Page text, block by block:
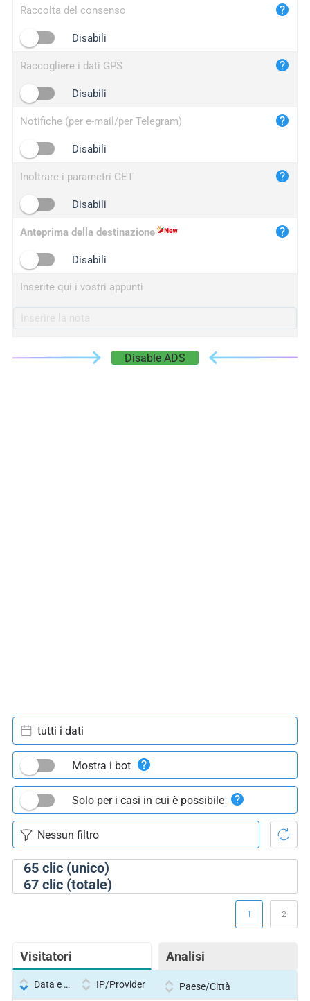
yip.su
iplogger.info
Raccolta del consenso
Disabili
Raccogliere i dati GPS
Disabili
Notifiche (per e-mail/per Telegram)
Disabili
Inoltrare i parametri GET
Disabili
Anteprima della destinazione
Disabili
Inserite qui i vostri appunti
Disable ADS
65clic (unico)
67clic (totale)
tutti i dati
Mostra i bot
Solo per i casi in cui è possibile
Visitatori Analisi
1 2
Data e ora IP/Provider Paese/Città